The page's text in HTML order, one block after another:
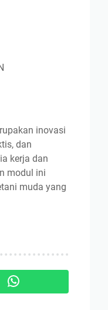
inovasi
dan
kerja dan
modul ini
muda yang